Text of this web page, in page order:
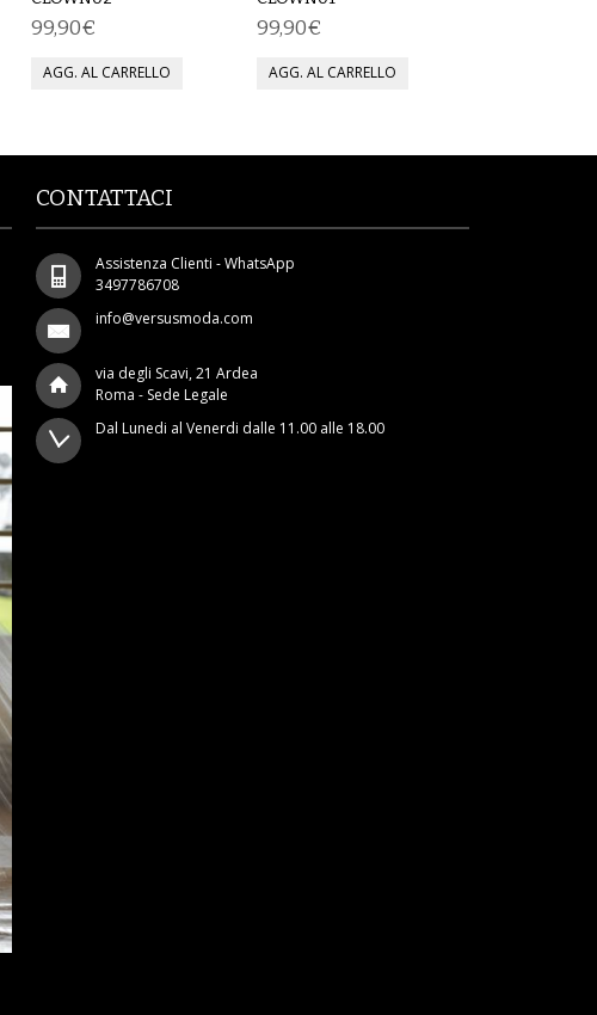
99,90€ 99,90€
CONTATTACI
Assistenza Clienti - WhatsApp
3497786708
info@versusmoda.com
via degli Scavi, 21 Ardea
Roma - Sede Legale
Dal Lunedi al Venerdi dalle 11.00 alle 18.00